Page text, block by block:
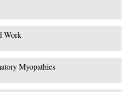
Work
Myopathies